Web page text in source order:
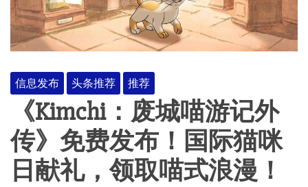
信息发布 头条推荐 推荐
《Kimchi：废城喵游记外
传》免费发布！国际猫咪
日献礼，领取喵式浪漫！